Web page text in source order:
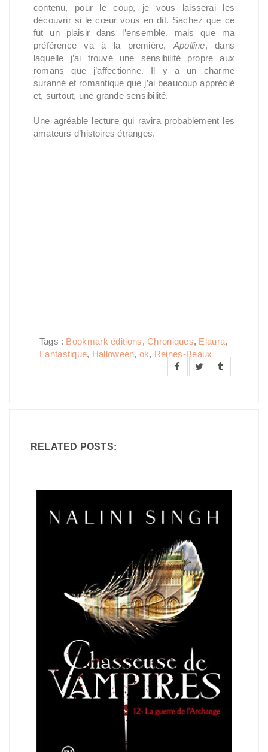
contenu, pour le coup, je vous laisserai les
découvrir si le cœur vous en dit. Sachez que ce
fut un plaisir dans l’ensemble, mais que ma
préférence va à la première, Apolline, dans
laquelle j’ai trouvé une sensibilité propre aux
romans que j’affectionne. Il y a un charme
suranné et romantique que j’ai beaucoup apprécié
et, surtout, une grande sensibilité.
Une agréable lecture qui ravira probablement les
amateurs d’histoires étranges.
Tags : Bookmark éditions,Chroniques, Elaura,
Fantastique, Halloween, ok, Reines-Beaux
RELATED POSTS: